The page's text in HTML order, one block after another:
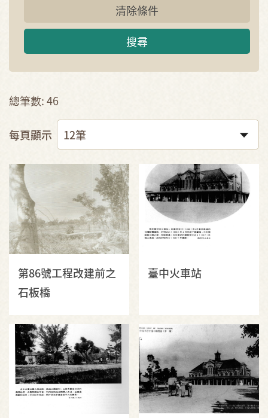
清除條件
搜尋
總筆數: 46
每頁顯示
第86號工程改建前之
石板橋
臺中火車站